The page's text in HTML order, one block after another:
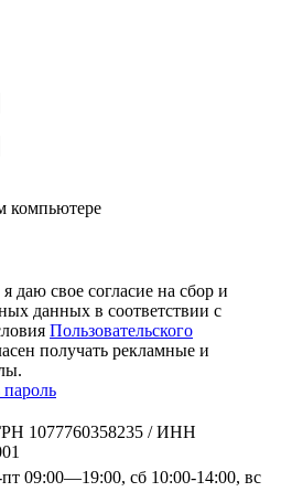
компьютере
свое согласие на сбор и
данных в соответствии с
Пользовательского
получать рекламные и
пароль
1077760358235 / ИНН
09:00—19:00, сб 10:00-14:00, вс